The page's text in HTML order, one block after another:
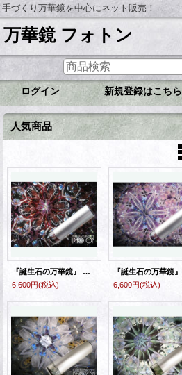
手づくり万華鏡を中心にネット販売！
万華鏡 フォトン
ログイン 新規登録はこちら
人気商品
『誕生石の万華鏡』 オイル万華鏡 １月 ガーネット
6,600円(税込)
6,600円(税込)